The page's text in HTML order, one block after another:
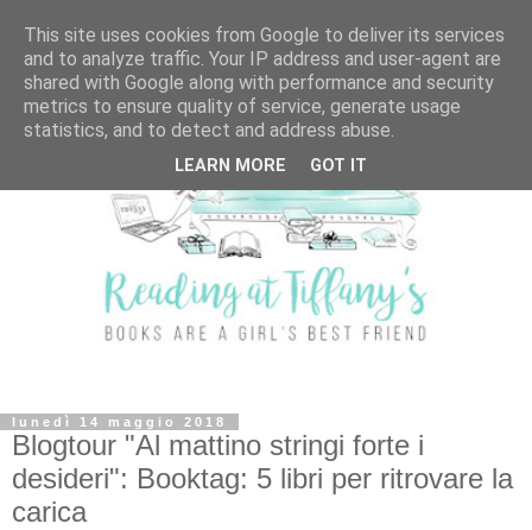
lunedì 14 maggio 2018
Blogtour "Al mattino stringi forte i
desideri": Booktag: 5 libri per ritrovare la
carica
This site uses cookies from Google to deliver its services
and to analyze traffic. Your IP address and user-agent are
shared with Google along with performance and security
metrics to ensure quality of service, generate usage
statistics, and to detect and address abuse.
LEARN MORE GOT IT